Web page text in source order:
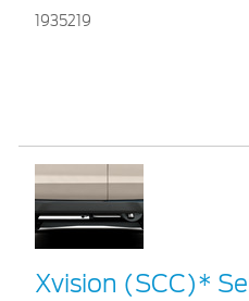
1935219
Xvision (SCC)*